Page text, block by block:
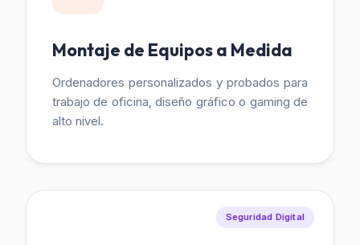
Montaje de Equipos a Medida
Ordenadores personalizados y probados para
trabajo de oficina, diseño gráfico o gaming de
alto nivel.
Seguridad Digital